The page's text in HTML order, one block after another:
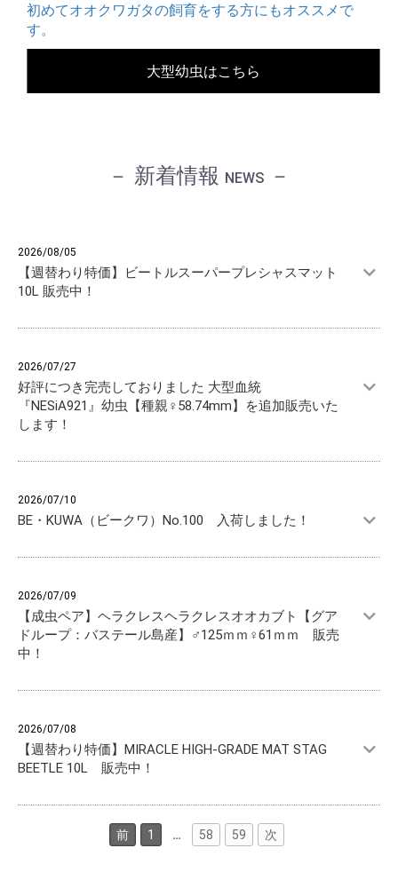
初めてオオクワガタの飼育をする方にもオススメで
す。
大型幼虫はこちら
－ 新着情報 NEWS －
2026/08/05
【週替わり特価】ビートルスーパープレシャスマット
10L 販売中！
2026/07/27
好評につき完売しておりました 大型血統
『NESiA921』幼虫【種親♀58.74mm】を追加販売いた
します！
2026/07/10
BE・KUWA（ビークワ）No.100 入荷しました！
2026/07/09
【成虫ペア】ヘラクレスヘラクレスオオカブト【グア
ドループ：バステール島産】♂125ｍｍ♀61ｍｍ 販売
中！
2026/07/08
【週替わり特価】MIRACLE HIGH-GRADE MAT STAG
BEETLE 10L 販売中！
前 1 … 58 59 次